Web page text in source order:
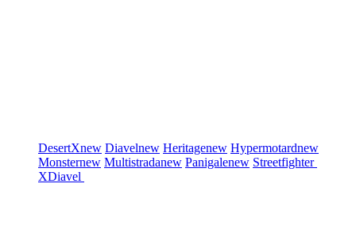
DesertXnew Diavelnew Heritagenew Hypermotardnew
Monsternew Multistradanew Panigalenew Streetfighter
XDiavel